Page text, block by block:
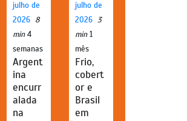
julho de
2026 8
min 4
semanas
Argent
ina
encurr
alada
na
julho de
2026 3
min 1
mês
Frio,
cobert
or e
Brasil
em